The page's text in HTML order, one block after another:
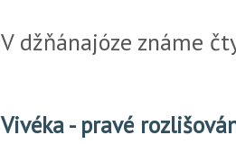
V džňánajóze známe
Vivéka - pravé